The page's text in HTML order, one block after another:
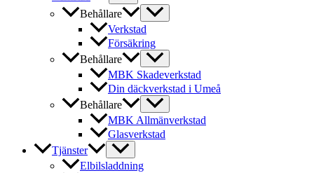
Behållare
Verkstad
Försäkring
Behållare
MBK Skadeverkstad
Din däckverkstad i Umeå
Behållare
MBK Allmänverkstad
Glasverkstad
Tjänster
Elbilsladdning